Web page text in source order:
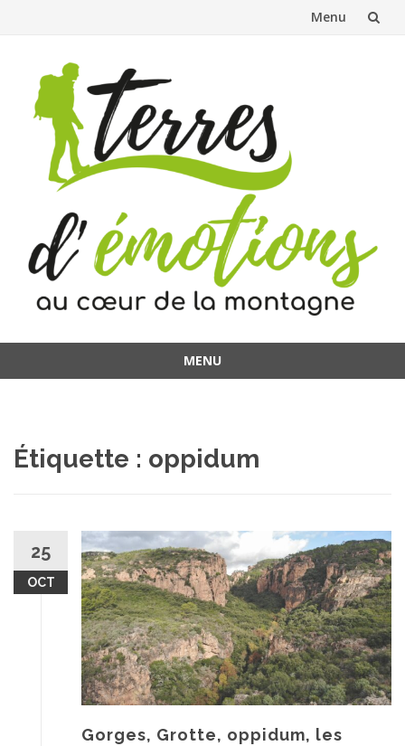
Menu
contenu
MENU
Étiquette : oppidum
25
OCT
Gorges, Grotte, oppidum, les